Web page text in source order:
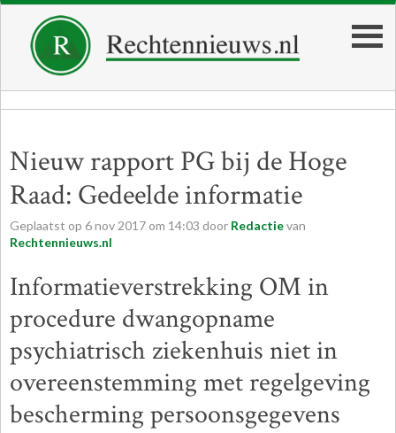
Nieuw rapport PG bij de Hoge
Raad: Gedeelde informatie
Geplaatst op 6nov 2017 om 14:03 door Redactievan
Rechtennieuws.nl
Informatieverstrekking OM in
procedure dwangopname
psychiatrisch ziekenhuis niet in
overeenstemming met regelgeving
bescherming persoonsgegevens